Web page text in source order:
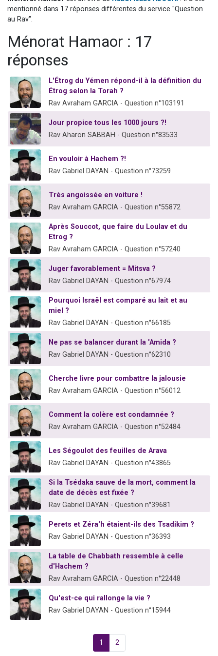
11 personnes viennent de demander une bénédiction
3 personnes viennent de faire un don pour Diane, 80 ans, dans un appartement insalubre
mentionné dans 17 réponses différentes du service "Question
au Rav".
Ménorat Hamaor : 17
réponses
L'Étrog du Yémen répond-il à la définition du
Étrog selon la Torah ?
Rav Avraham GARCIA - Question n°103191
Jour propice tous les 1000 jours ?!
Rav Aharon SABBAH - Question n°83533
En vouloir à Hachem ?!
Rav Gabriel DAYAN - Question n°73259
Très angoissée en voiture !
Rav Avraham GARCIA - Question n°55872
Après Souccot, que faire du Loulav et du
Etrog ?
Rav Avraham GARCIA - Question n°57240
Juger favorablement = Mitsva ?
Rav Gabriel DAYAN - Question n°67974
Pourquoi Israël est comparé au lait et au
miel ?
Rav Gabriel DAYAN - Question n°66185
Ne pas se balancer durant la 'Amida ?
Rav Gabriel DAYAN - Question n°62310
Cherche livre pour combattre la jalousie
Rav Avraham GARCIA - Question n°56012
Comment la colère est condamnée ?
Rav Avraham GARCIA - Question n°52484
Les Ségoulot des feuilles de Arava
Rav Gabriel DAYAN - Question n°43865
Si la Tsédaka sauve de la mort, comment la
date de décès est fixée ?
Rav Gabriel DAYAN - Question n°39681
Perets et Zéra'h étaient-ils des Tsadikim ?
Rav Gabriel DAYAN - Question n°36393
La table de Chabbath ressemble à celle
d'Hachem ?
Rav Avraham GARCIA - Question n°22448
Qu'est-ce qui rallonge la vie ?
Rav Gabriel DAYAN - Question n°15944
1 2